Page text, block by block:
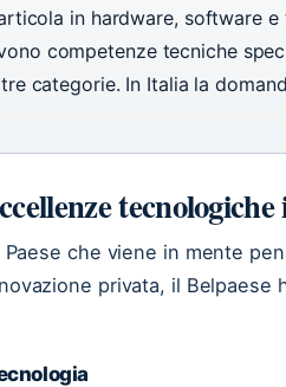
articola in hardware, software
competenze tecniche
categorie. In Italia la
Paese che viene in mente
privata, il